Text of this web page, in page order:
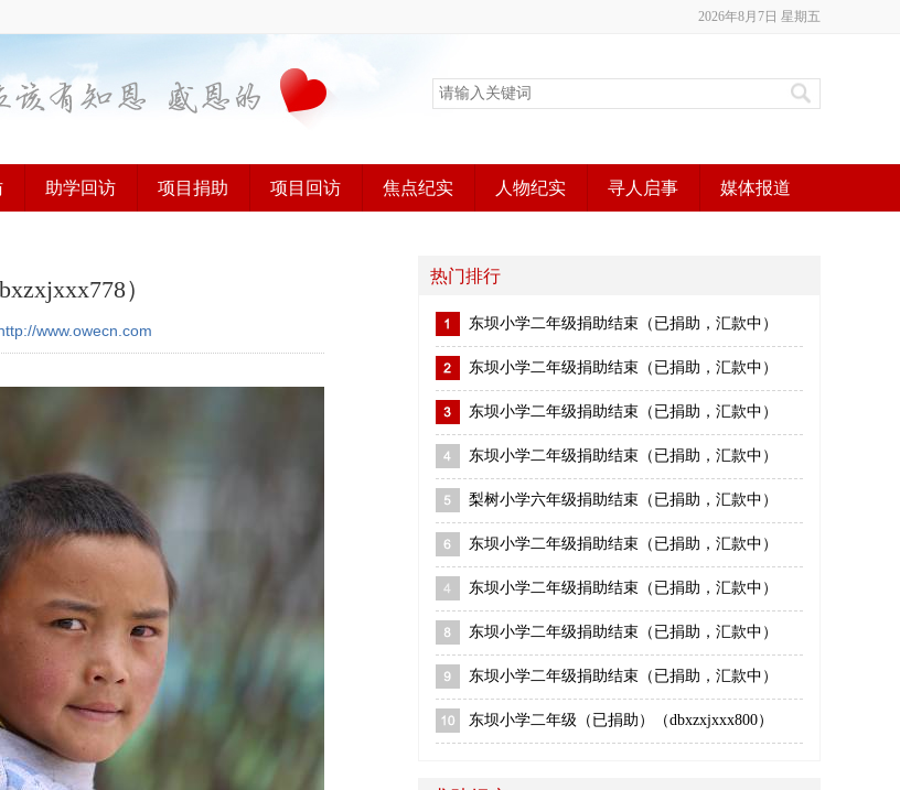
2026年8月7日 星期五
助学回访 项目捐助 项目回访 焦点纪实 人物纪实 寻人启事 媒体报道
）
www.owecn.com
热门排行
东坝小学二年级捐助结束（已捐助，汇款中）
东坝小学二年级捐助结束（已捐助，汇款中）
东坝小学二年级捐助结束（已捐助，汇款中）
东坝小学二年级捐助结束（已捐助，汇款中）
梨树小学六年级捐助结束（已捐助，汇款中）
东坝小学二年级捐助结束（已捐助，汇款中）
东坝小学二年级捐助结束（已捐助，汇款中）
东坝小学二年级捐助结束（已捐助，汇款中）
东坝小学二年级捐助结束（已捐助，汇款中）
东坝小学二年级（已捐助）（dbxzxjxxx800）